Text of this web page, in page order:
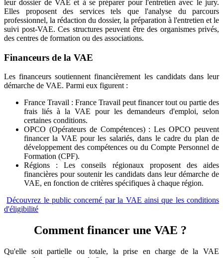
leur dossier de VAE et à se préparer pour l'entretien avec le jury.
Elles proposent des services tels que l'analyse du parcours
professionnel, la rédaction du dossier, la préparation à l'entretien et le
suivi post-VAE. Ces structures peuvent être des organismes privés,
des centres de formation ou des associations.
Financeurs de la VAE
Les financeurs soutiennent financièrement les candidats dans leur
démarche de VAE. Parmi eux figurent :
France Travail : France Travail peut financer tout ou partie des
frais liés à la VAE pour les demandeurs d'emploi, selon
certaines conditions.
OPCO (Opérateurs de Compétences) : Les OPCO peuvent
financer la VAE pour les salariés, dans le cadre du plan de
développement des compétences ou du Compte Personnel de
Formation (CPF).
Régions : Les conseils régionaux proposent des aides
financières pour soutenir les candidats dans leur démarche de
VAE, en fonction de critères spécifiques à chaque région.
Découvrez le public concerné par la VAE ainsi que les conditions
d'éligibilité
Comment financer une VAE ?
Qu'elle soit partielle ou totale, la prise en charge de la VAE